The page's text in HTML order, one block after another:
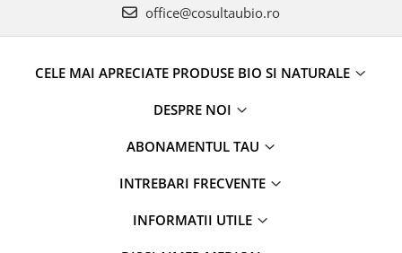
office@cosultaubio.ro
CELE MAI APRECIATE PRODUSE BIO SI NATURALE
DESPRE NOI
ABONAMENTUL TAU
INTREBARI FRECVENTE
INFORMATII UTILE